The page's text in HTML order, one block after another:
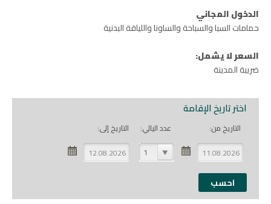
الدخول المجاني
حمامات السبا والسباحة والساونا واللياقة البدنية
السعر لا يشمل:
ضريبة المدينة
اختر تاريخ الإقامة
التاريخ من:
عدد اليالي:
1
التاريخ إلى: